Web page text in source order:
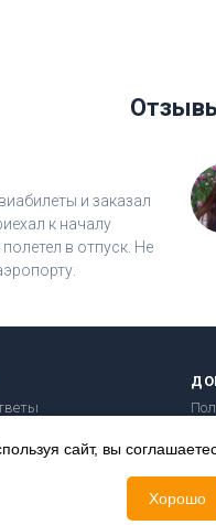
и заказал
к началу
в отпуск. Не
сайт, вы
Хорошо